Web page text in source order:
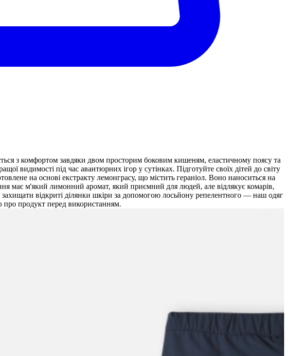
з комфортом завдяки двом просторим боковим кишеням, еластичному поясу та
видимості під час авантюрних ігор у сутінках. Підготуйте своїх дітей до світу
на основі екстракту лемонграсу, що містить гераніол. Воно наноситься на
має м'який лимонний аромат, який приємний для людей, але відлякує комарів,
відкриті ділянки шкіри за допомогою лосьйону репелентного — наш одяг
про продукт перед використанням.